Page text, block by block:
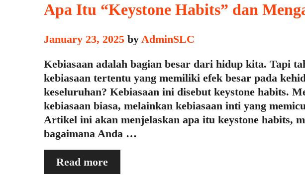
Apa Itu “Keystone Habits” dan
January 23, 2025 by AdminSLC
Kebiasaan adalah bagian besar dari hidup kita. Tapi
kebiasaan tertentu yang memiliki efek besar pada
keseluruhan? Kebiasaan ini disebut keystone habits.
kebiasaan biasa, melainkan kebiasaan inti yang
Artikel ini akan menjelaskan apa itu keystone habits,
bagaimana Anda …
Read moreApa
Itu